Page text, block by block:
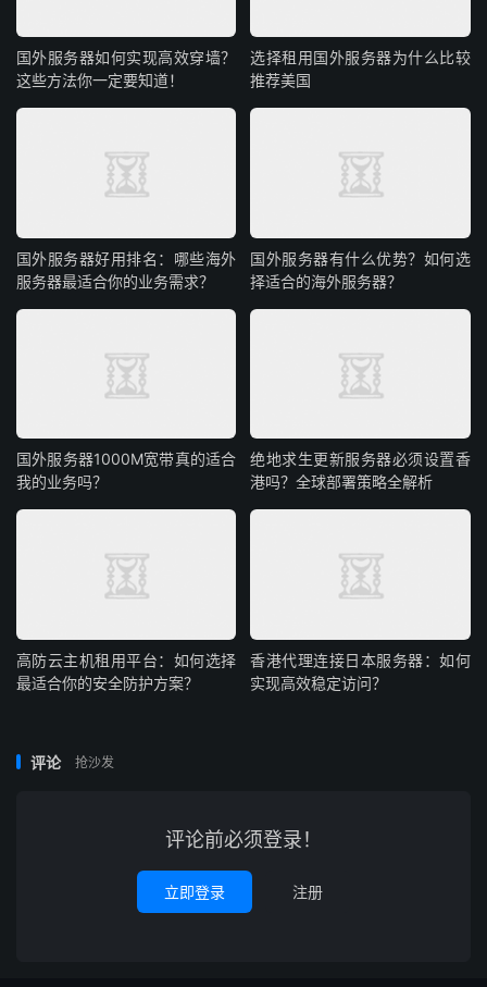
独享带宽，满足多站点的图片、产品页面加载需求。
三、行业门户 / 垂直领域内容矩阵运营者
过大量细分站点聚合行业流量。
海装修报价”）搭建独立站点，覆盖精准长尾词，打造行业
流量入口。
多 C 段 IP 让每个细分站点更 “独立”，搜索引擎更易判定为
服务器的高稳定性保障大量内容页面的正常访问，避免因服
支持批量管理站点，降低多站点的运维成本（如统一备份、
批量更新插件）。
配置建议：选BGP 多线站群服务器，兼顾不同运营商用户
的访问体验，内存建议 16GB + 以支撑大量动态内容页面。
适合想通过 “批量建站赚广告费 / 做流量变现” 的个人，比
核心需求：低成本搭建多个站点，利用长尾关键词获取流
量，实现广告联盟收益，无需复杂的运维技术。
国外服务器如何实现高效穿墙？
这些方法你一定要知道！
选择租用国外服务器为什么比较
推荐美国
国外服务器好用排名：哪些海外
服务器最适合你的业务需求？
国外服务器有什么优势？如何选
择适合的海外服务器？
国外服务器1000M宽带真的适合
我的业务吗？
绝地求生更新服务器必须设置香
港吗？全球部署策略全解析
高防云主机租用平台：如何选择
最适合你的安全防护方案？
香港代理连接日本服务器：如何
实现高效稳定访问？
评论 抢沙发
评论前必须登录！
立即登录 注册